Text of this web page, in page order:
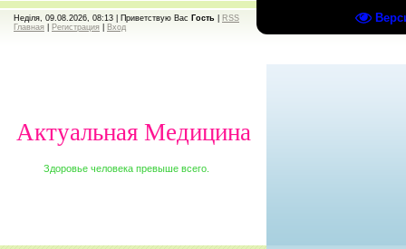
Неділя, 09.08.2026, 08:13 | Приветствую Вас Гость
RSS
Главная
Регистрация Вход
Актуальная Медицина
Здоровье человека превыше всего.